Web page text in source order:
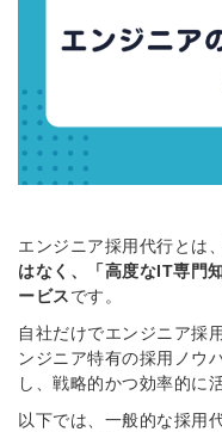
エンジニア採用代行とは、
はなく、「高度なIT専門
ービスです。
自社だけでエンジニア採
ンジニア特有の採用ノウ
し、戦略的かつ効率的に
以下では、一般的な採用